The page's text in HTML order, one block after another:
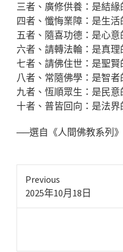
三者、廣修供養：是結緣
四者、懺悔業障：是生活
五者、隨喜功德：是心意
六者、請轉法輪：是真理
七者、請佛住世：是聖賢
八者、常隨佛學：是智者
九者、恆順眾生：是民意
十者、普皆回向：是法界
──選自《人間佛教系列》
Previous
Previous
2025年10月18日